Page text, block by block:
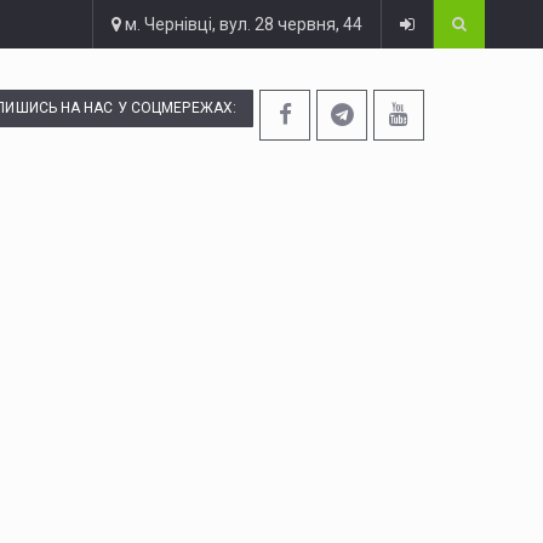
м. Чернівці, вул. 28 червня, 44
НА НАС У СОЦМЕРЕЖАХ: